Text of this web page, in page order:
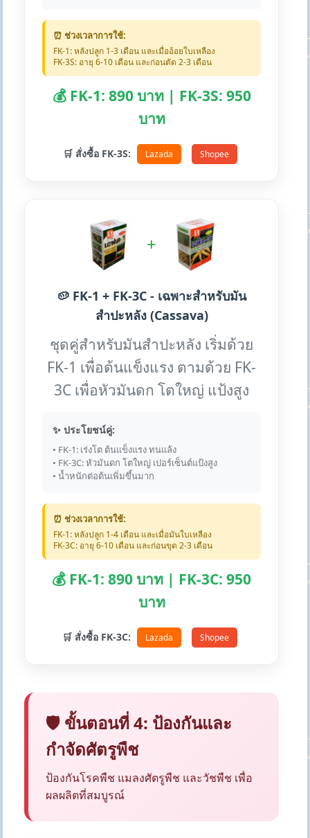
⏰ ช่วงเวลาการใช้:
FK-1: หลังปลูก 1-3 เดือน และเมื่ออ้อยใบเหลือง
FK-3S: อายุ 6-10 เดือน และก่อนตัด 2-3 เดือน
💰 FK-1: 890 บาท | FK-3S: 950
บาท
🛒 สั่งซื้อ FK-3S: Lazada Shopee
+
🥔 FK-1 + FK-3C - เฉพาะสำหรับมัน
สำปะหลัง (Cassava)
ชุดคู่สำหรับมันสำปะหลัง เริ่มด้วย
FK-1 เพื่อต้นแข็งแรง ตามด้วย FK-
3C เพื่อหัวมันดก โตใหญ่ แป้งสูง
✨ ประโยชน์คู่:
• FK-1: เร่งโต ต้นแข็งแรง ทนแล้ง
• FK-3C: หัวมันดก โตใหญ่ เปอร์เซ็นต์แป้งสูง
• น้ำหนักต่อต้นเพิ่มขึ้นมาก
⏰ ช่วงเวลาการใช้:
FK-1: หลังปลูก 1-4 เดือน และเมื่อมันใบเหลือง
FK-3C: อายุ 6-10 เดือน และก่อนขุด 2-3 เดือน
💰 FK-1: 890 บาท | FK-3C: 950
บาท
🛒 สั่งซื้อ FK-3C: Lazada Shopee
🛡️ ขั้นตอนที่ 4: ป้องกันและ
กำจัดศัตรูพืช
ป้องกันโรคพืช แมลงศัตรูพืช และวัชพืช เพื่อ
ผลผลิตที่สมบูรณ์